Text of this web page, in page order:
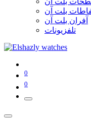
بلت آن
آفران بلت آن
تلفزيونات
0
0